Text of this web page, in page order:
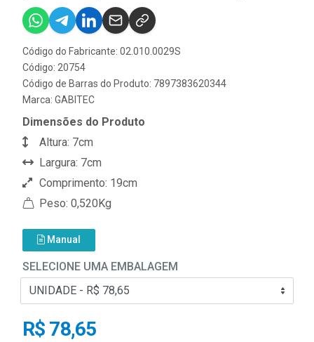
Código do Fabricante: 02.010.0029S
Código: 20754
Código de Barras do Produto: 7897383620344
Marca: GABITEC
Dimensões do Produto
Altura: 7cm
Largura: 7cm
Comprimento: 19cm
Peso: 0,520Kg
Manual
SELECIONE UMA EMBALAGEM
R$ 78,65